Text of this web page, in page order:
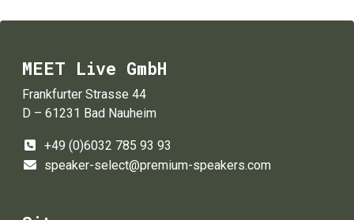
MEET Live GmbH
Frankfurter Strasse 44
D – 61231 Bad Nauheim
+49 (0)6032 785 93 93
speaker-select@premium-speakers.com